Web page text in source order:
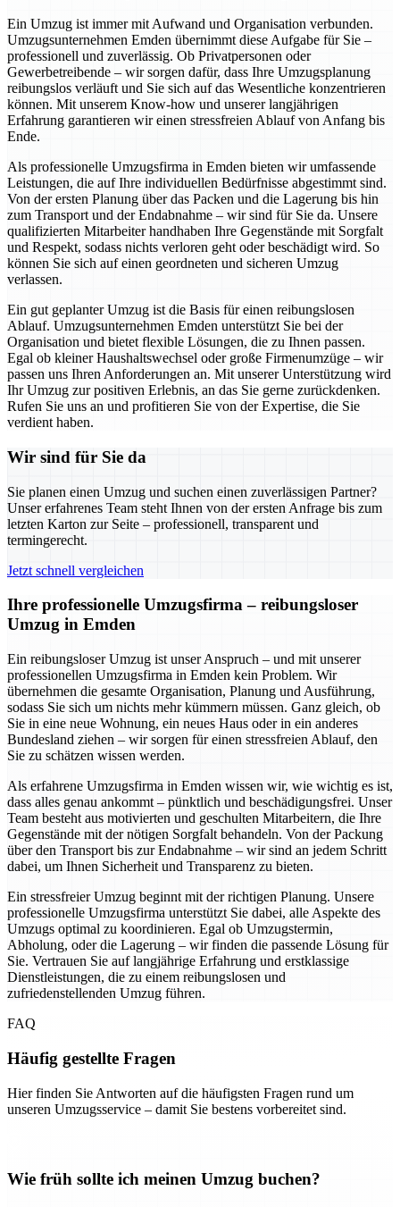
Ein Umzug ist immer mit Aufwand und Organisation verbunden.
Umzugsunternehmen Emden übernimmt diese Aufgabe für Sie –
professionell und zuverlässig. Ob Privatpersonen oder
Gewerbetreibende – wir sorgen dafür, dass Ihre Umzugsplanung
reibungslos verläuft und Sie sich auf das Wesentliche konzentrieren
können. Mit unserem Know-how und unserer langjährigen
Erfahrung garantieren wir einen stressfreien Ablauf von Anfang bis
Ende.
Als professionelle Umzugsfirma in Emden bieten wir umfassende
Leistungen, die auf Ihre individuellen Bedürfnisse abgestimmt sind.
Von der ersten Planung über das Packen und die Lagerung bis hin
zum Transport und der Endabnahme – wir sind für Sie da. Unsere
qualifizierten Mitarbeiter handhaben Ihre Gegenstände mit Sorgfalt
und Respekt, sodass nichts verloren geht oder beschädigt wird. So
können Sie sich auf einen geordneten und sicheren Umzug
verlassen.
Ein gut geplanter Umzug ist die Basis für einen reibungslosen
Ablauf. Umzugsunternehmen Emden unterstützt Sie bei der
Organisation und bietet flexible Lösungen, die zu Ihnen passen.
Egal ob kleiner Haushaltswechsel oder große Firmenumzüge – wir
passen uns Ihren Anforderungen an. Mit unserer Unterstützung wird
Ihr Umzug zur positiven Erlebnis, an das Sie gerne zurückdenken.
Rufen Sie uns an und profitieren Sie von der Expertise, die Sie
verdient haben.
Wir sind für Sie da
Sie planen einen Umzug und suchen einen zuverlässigen Partner?
Unser erfahrenes Team steht Ihnen von der ersten Anfrage bis zum
letzten Karton zur Seite – professionell, transparent und
termingerecht.
Jetzt schnell vergleichen
Ihre professionelle Umzugsfirma – reibungsloser
Umzug in Emden
Ein reibungsloser Umzug ist unser Anspruch – und mit unserer
professionellen Umzugsfirma in Emden kein Problem. Wir
übernehmen die gesamte Organisation, Planung und Ausführung,
sodass Sie sich um nichts mehr kümmern müssen. Ganz gleich, ob
Sie in eine neue Wohnung, ein neues Haus oder in ein anderes
Bundesland ziehen – wir sorgen für einen stressfreien Ablauf, den
Sie zu schätzen wissen werden.
Als erfahrene Umzugsfirma in Emden wissen wir, wie wichtig es ist,
dass alles genau ankommt – pünktlich und beschädigungsfrei. Unser
Team besteht aus motivierten und geschulten Mitarbeitern, die Ihre
Gegenstände mit der nötigen Sorgfalt behandeln. Von der Packung
über den Transport bis zur Endabnahme – wir sind an jedem Schritt
dabei, um Ihnen Sicherheit und Transparenz zu bieten.
Ein stressfreier Umzug beginnt mit der richtigen Planung. Unsere
professionelle Umzugsfirma unterstützt Sie dabei, alle Aspekte des
Umzugs optimal zu koordinieren. Egal ob Umzugstermin,
Abholung, oder die Lagerung – wir finden die passende Lösung für
Sie. Vertrauen Sie auf langjährige Erfahrung und erstklassige
Dienstleistungen, die zu einem reibungslosen und
zufriedenstellenden Umzug führen.
FAQ
Häufig gestellte Fragen
Hier finden Sie Antworten auf die häufigsten Fragen rund um
unseren Umzugsservice – damit Sie bestens vorbereitet sind.
Wie früh sollte ich meinen Umzug buchen?